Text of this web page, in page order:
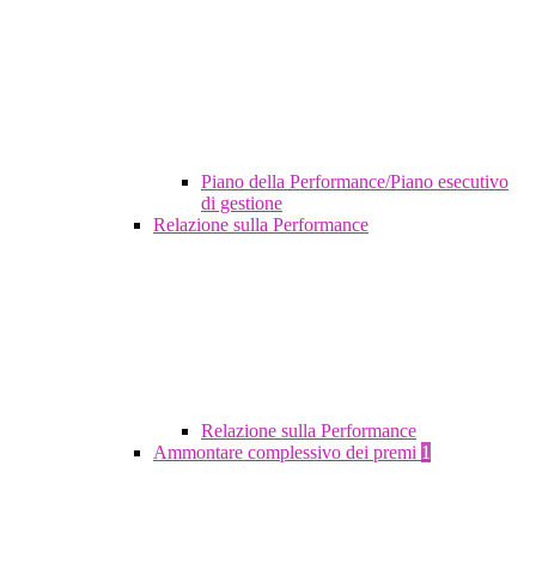
Piano della Performance/Piano esecutivo
di gestione
Relazione sulla Performance
Relazione sulla Performance
Ammontare complessivo dei premi 1